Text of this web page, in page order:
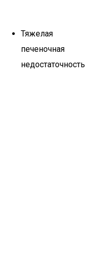
Тяжелая
печеночная
недостаточность